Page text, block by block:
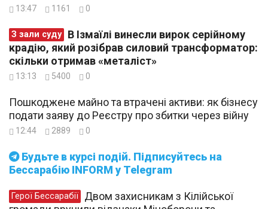
Будьте в курсі подій. Підписуйтесь на
Бессарабію INFORM у Telegram
13:47 1161 0
З зали суду
крадію, який розібрав силовий трансформатор:
скільки отримав «металіст»
13:13 5400 0
Пошкоджене майно та втрачені активи: як бізнесу
подати заяву до Реєстру про збитки через війну
12:44 2889 0
Герої Бессарабії